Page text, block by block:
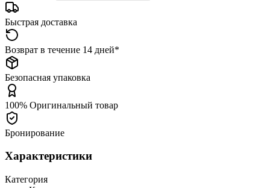
Быстрая доставка
Возврат в течение 14 дней*
Безопасная упаковка
100% Оригинальный товар
Бронирование
Характеристики
Категория